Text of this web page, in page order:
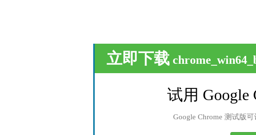
立即下载
试用 Google
Google Chrome 测试版可